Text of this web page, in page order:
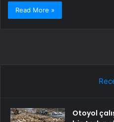
Read More »
Otoyol